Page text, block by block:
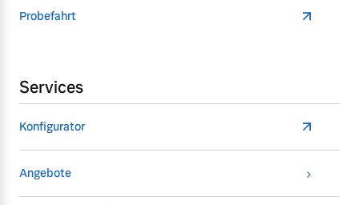
Probefahrt
Services
Konfigurator
Angebote